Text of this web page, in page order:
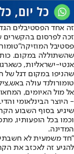
זה אחד הפסטיבלים
זכה לפרסום בהקשרים
פסטיבל המוזיקה
שהשתוללה במקום.
אנטי-ישראליות,
שהניפו במקום דגל של
טומורולנד עולה
אל מול האיומים,
- היוצר הבינלאומי
שיגיע בסוף השבוע
וכמו בכל הופעותיו,
המדינה.
"חד משמעית לא חשבתי
להגיע זה לאכזב את